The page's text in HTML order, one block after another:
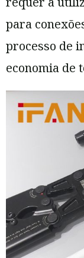
para
processo de
economia de